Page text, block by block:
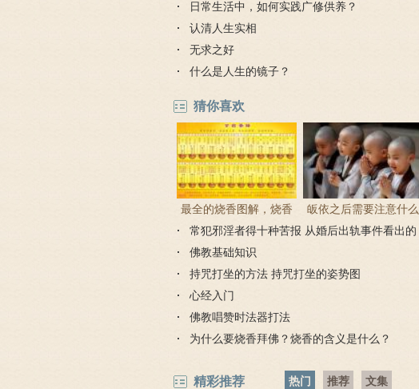
日常生活中，如何实践广修供养？
认清人生实相
无求之好
什么是人生的镜子？
猜你喜欢
最全的烧香图解，烧香
有何含义与讲究？
皈依之后需要注意什么
吗 皈依佛门后的注意事
常犯邪淫者得十种苦报 从婚后出轨事件看出的
因果报应
佛教基础知识
持咒打坐的方法 持咒打坐的姿势图
心经入门
佛教唱赞时法器打法
为什么要烧香拜佛？烧香的含义是什么？
精彩推荐 热门 推荐 文集